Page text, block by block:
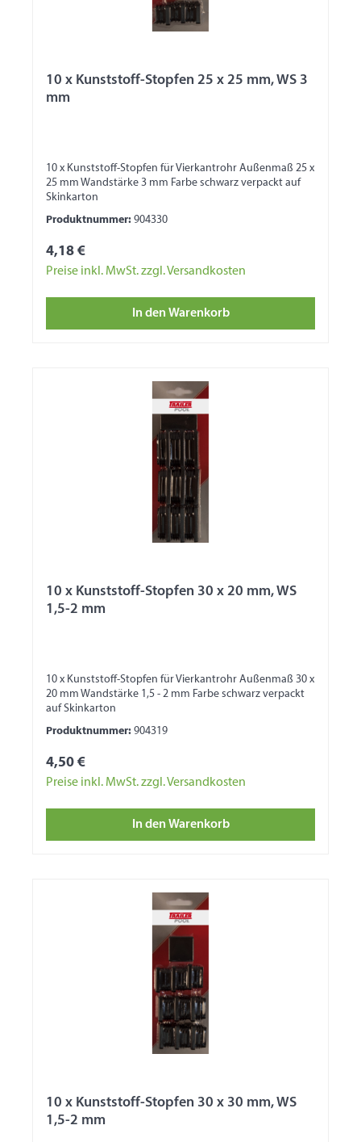
10 x Kunststoff-Stopfen 25 x 25 mm, WS 3
mm
10 x Kunststoff-Stopfen für Vierkantrohr Außenmaß 25 x
25 mm Wandstärke 3 mm Farbe schwarz verpackt auf
Skinkarton
Produktnummer: 904330
4,18 €
Preise inkl. MwSt. zzgl. Versandkosten
In den Warenkorb
10 x Kunststoff-Stopfen 30 x 20 mm, WS
1,5-2 mm
10 x Kunststoff-Stopfen für Vierkantrohr Außenmaß 30 x
20 mm Wandstärke 1,5 - 2 mm Farbe schwarz verpackt
auf Skinkarton
Produktnummer: 904319
4,50 €
Preise inkl. MwSt. zzgl. Versandkosten
In den Warenkorb
10 x Kunststoff-Stopfen 30 x 30 mm, WS
1,5-2 mm